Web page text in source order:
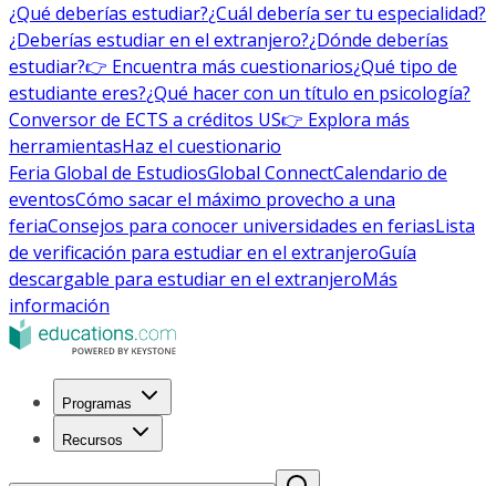
¿Qué deberías estudiar?¿Cuál debería ser tu especialidad?
¿Deberías estudiar en el extranjero?¿Dónde deberías
estudiar?👉 Encuentra más cuestionarios¿Qué tipo de
estudiante eres?¿Qué hacer con un título en psicología?
Conversor de ECTS a créditos US👉 Explora más
herramientasHaz el cuestionario
Feria Global de EstudiosGlobal ConnectCalendario de
eventosCómo sacar el máximo provecho a una
feriaConsejos para conocer universidades en feriasLista
de verificación para estudiar en el extranjeroGuía
descargable para estudiar en el extranjeroMás
información
Programas
Recursos